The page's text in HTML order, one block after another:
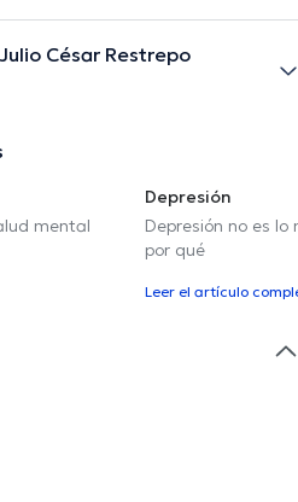
César Restrepo
mental
Depresión
Depresión no es
por qué
Leer el artículo